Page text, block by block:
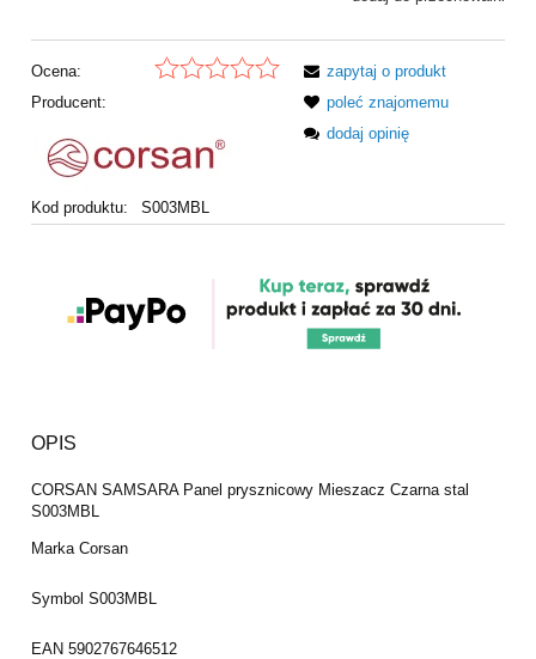
Ocena:
Producent:
Kod produktu: S003MBL
zapytaj o produkt
poleć znajomemu
dodaj opinię
OPIS
CORSAN SAMSARA Panel prysznicowy Mieszacz Czarna stal
S003MBL
Marka Corsan
Symbol S003MBL
EAN 5902767646512